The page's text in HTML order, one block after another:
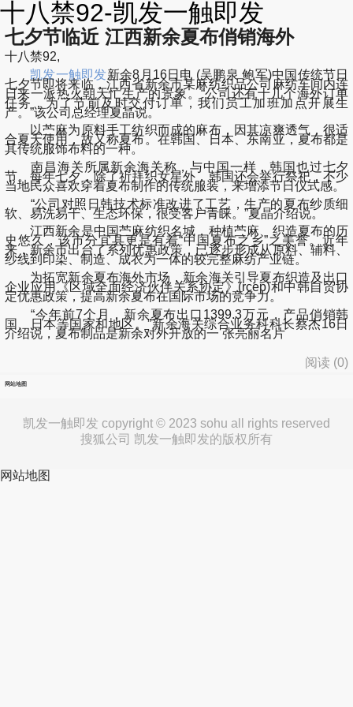
十八禁92-凯发一触即发
七夕节临近 江西新余夏布俏销海外
十八禁92,
凯发一触即发新余8月16日电 (吴鹏泉 鲍军)中国传统节日
七夕节即将来临，江西省新余市某麻纺织品公司麻纺车间内连
日来一派热火朝天忙生产的景象。“公司还有十几个海外订单
任务，为了节前及时交付订单，我们员工加班加点开展生
产。”该公司总经理夏晶说。
以苎麻为原料手工纺织而成的麻布，因其凉爽透气，很适
合夏天使用，故又称夏布。在韩国、日本、东南亚，夏布都是
其传统服饰布料的一种。
南昌海关所属新余海关称，与中国一样，韩国也过七夕
节。每年七夕，除了祈拜织女星外，韩国还会举行祭祀，不少
当地民众喜欢穿着夏布制作的传统服装，来增添节日仪式感。
“公司对照日韩技术标准改进了工艺，生产的夏布纱质细
软、易洗易干、生态环保，很受客户青睐。”夏晶介绍说。
江西新余是中国苎麻纺织名城，种植苎麻、织造夏布的历
史悠久，该市分宜县更是有着“中国夏布之乡”之美誉。近年
来，新余市出台了系列优惠政策，已逐步形成从原料、辅料、
纱线到印染、制造、成衣为一体的较完整麻纺产业链。
为拓宽新余夏布海外市场，新余海关引导夏布织造及出口
企业应用《区域全面经济伙伴关系协定》(rcep)和中韩自贸协
定优惠政策，提高新余夏布在国际市场的竞争力。
“今年前7个月，新余夏布出口1399.3万元，产品俏销韩
国、日本等国家和地区。”新余海关综合业务科科长蔡杰16日
介绍说，夏布制品是新余对外开放的一 张亮丽名片
阅读 (0)
网站地图
凯发一触即发 copyright © 2023 sohu all rights reserved
搜狐公司 凯发一触即发的版权所有
网站地图